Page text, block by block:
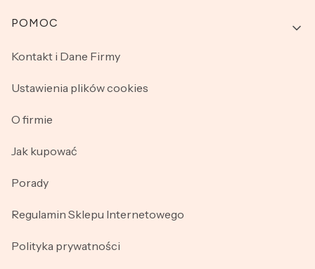
Linki w stopce
POMOC
Kontakt i Dane Firmy
Ustawienia plików cookies
O firmie
Jak kupować
Porady
Regulamin Sklepu Internetowego
Polityka prywatności